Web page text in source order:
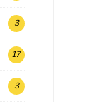
3
17
3